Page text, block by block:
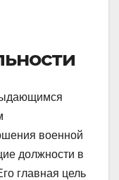
военной
должности в
главная цель